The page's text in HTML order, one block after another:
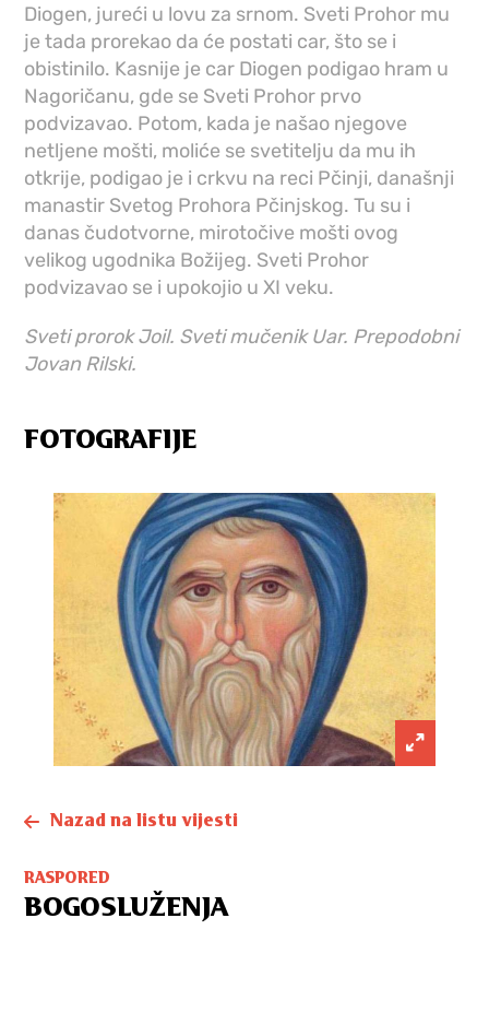
Diogen, jureći u lovu za srnom. Sveti Prohor mu
je tada prorekao da će postati car, što se i
obistinilo. Kasnije je car Diogen podigao hram u
Nagoričanu, gde se Sveti Prohor prvo
podvizavao. Potom, kada je našao njegove
netljene mošti, moliće se svetitelju da mu ih
otkrije, podigao je i crkvu na reci Pčinji, današnji
manastir Svetog Prohora Pčinjskog. Tu su i
danas čudotvorne, mirotočive mošti ovog
velikog ugodnika Božijeg. Sveti Prohor
podvizavao se i upokojio u XI veku.
Sveti prorok Joil. Sveti mučenik Uar. Prepodobni
Jovan Rilski.
FOTOGRAFIJE
Nazad na listu vijesti
RASPORED
BOGOSLUŽENJA